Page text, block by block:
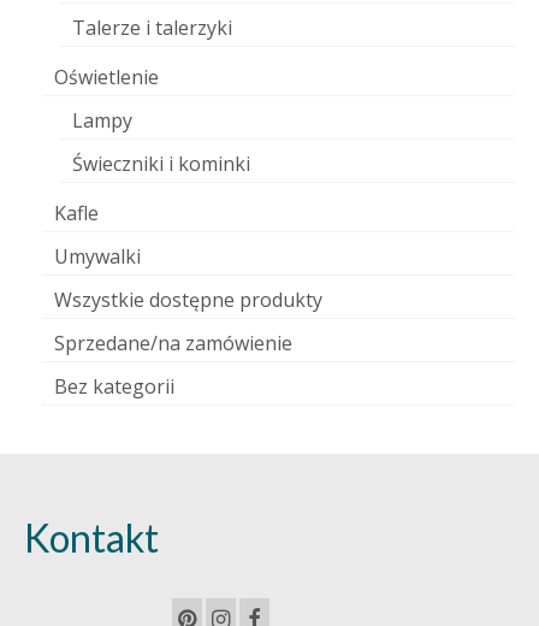
Talerze i talerzyki
Oświetlenie
Lampy
Świeczniki i kominki
Kafle
Umywalki
Wszystkie dostępne produkty
Sprzedane/na zamówienie
Bez kategorii
Kontakt